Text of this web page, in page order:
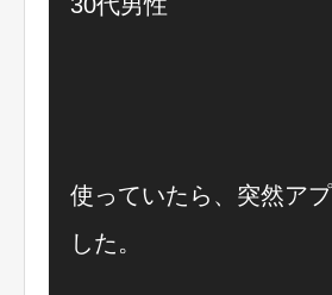
使っていたら、突然ア
した。